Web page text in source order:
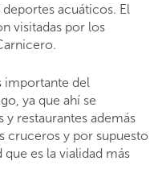
acuáticos. El
visitadas por los
importante del
ya que ahí se
y restaurantes además
cruceros y por supuesto
es la vialidad más